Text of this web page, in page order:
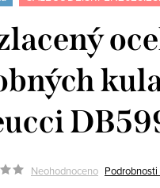
Neohodnoceno